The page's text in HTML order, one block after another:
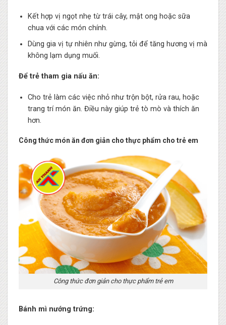
Kết hợp vị ngọt nhẹ từ trái cây, mật ong hoặc sữa
chua với các món chính.
Dùng gia vị tự nhiên như gừng, tỏi để tăng hương vị mà
không lạm dụng muối.
Để trẻ tham gia nấu ăn:
Cho trẻ làm các việc nhỏ như trộn bột, rửa rau, hoặc
trang trí món ăn. Điều này giúp trẻ tò mò và thích ăn
hơn.
Công thức món ăn đơn giản cho thực phẩm cho trẻ em
Công thức đơn giản cho thực phẩm trẻ em
Bánh mì nướng trứng: